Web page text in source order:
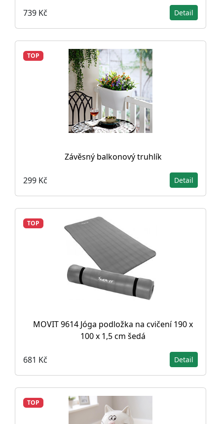
739 Kč Detail
TOP
Závěsný balkonový truhlík
299 Kč Detail
TOP
MOVIT 9614 Jóga podložka na cvičení 190 x
100 x 1,5 cm šedá
681 Kč Detail
TOP